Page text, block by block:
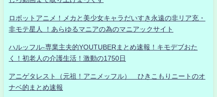
ロボットアニメ！メカと美少女キャラだいすき永遠の非リア充・
非モテ星人 ！あらゆるマニアの為のマニアックサイト
ハルッフル-専業主夫的YOUTUBERまとめ速報！キモデブおた
く！初老人の介護生活！激動の1750日
アニゲタレスト（元祖！アニメッフル） ひきこもりニートのオ
ナベ的まとめ速報